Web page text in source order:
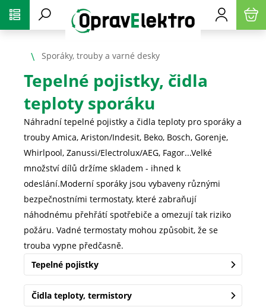
Sporáky, trouby a varné desky
Tepelné pojistky, čidla
teploty sporáku
Náhradní tepelné pojistky a čidla teploty pro sporáky a
trouby Amica, Ariston/Indesit, Beko, Bosch, Gorenje,
Whirlpool, Zanussi/Electrolux/AEG, Fagor...Velké
množství dílů držíme skladem - ihned k
odeslání.Moderní sporáky jsou vybaveny různými
bezpečnostními termostaty, které zabraňují
náhodnému přehřátí spotřebiče a omezují tak riziko
požáru. Vadné termostaty mohou způsobit, že se
trouba vypne předčasně.
Tepelné pojistky
Čidla teploty, termistory